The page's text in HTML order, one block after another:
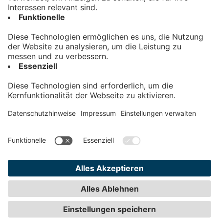
Kontakt
Impressum
Teilnahmebedingungen
Privatsphäre